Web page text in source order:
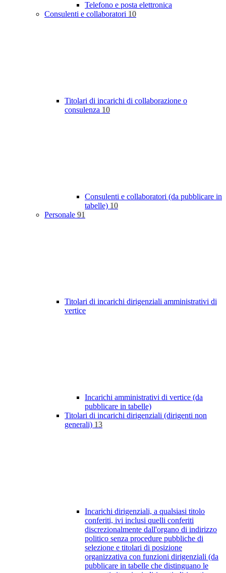
Telefono e posta elettronica
Consulenti e collaboratori 10
Titolari di incarichi di collaborazione o
consulenza 10
Consulenti e collaboratori (da pubblicare in
tabelle) 10
Personale 91
Titolari di incarichi dirigenziali amministrativi di
vertice
Incarichi amministrativi di vertice (da
pubblicare in tabelle)
Titolari di incarichi dirigenziali (dirigenti non
generali) 13
Incarichi dirigenziali, a qualsiasi titolo
conferiti, ivi inclusi quelli conferiti
discrezionalmente dall'organo di indirizzo
politico senza procedure pubbliche di
selezione e titolari di posizione
organizzativa con funzioni dirigenziali (da
pubblicare in tabelle che distinguano le